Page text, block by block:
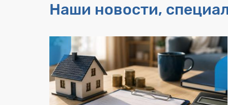
Наши новости,